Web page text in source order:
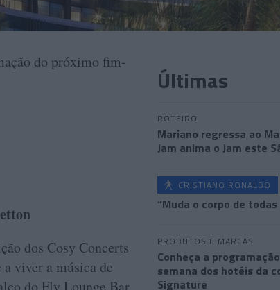
do próximo fim-
dos Cosy Concerts
viver a música de
Últimas
ROTEIRO
Mariano regressa ao
Jam anima o Jam este
CRISTIANO RONALDO
“Muda o corpo de
PRODUTOS E MARCAS
Conheça a
semana dos hotéis da
Signature